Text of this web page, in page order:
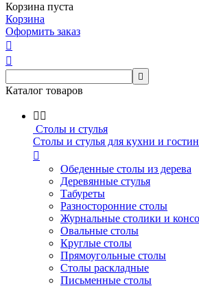
Корзина пуста
Корзина
Оформить заказ



Каталог товаров
 
Столы и стулья
Столы и стулья для кухни и

Обеденные столы из дерева
Деревянные стулья
Табуреты
Разносторонние столы
Журнальные столики и
Овальные столы
Круглые столы
Прямоугольные столы
Столы раскладные
Письменные столы